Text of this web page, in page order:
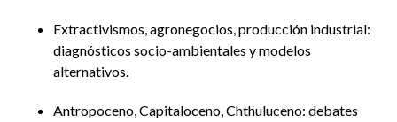
Extractivismos, agronegocios, producción industrial:
diagnósticos socio-ambientales y modelos
alternativos.
Antropoceno, Capitaloceno, Chthuluceno: debates